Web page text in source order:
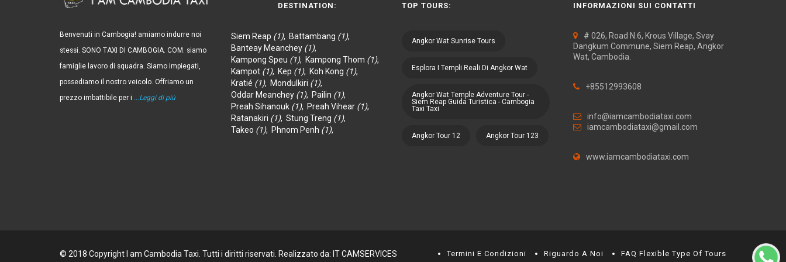
Benvenuti in Cambogia! amiamo indurre noi
stessi. SONO TAXI DI CAMBOGIA. COM. siamo
famiglie lavoro di squadra. Siamo impiegati,
possediamo il nostro veicolo. Offriamo un
prezzo imbattibile per i
...Leggi di più
DESTINATION:
Siem Reap (1), Battambang (1),
Banteay Meanchey (1),
Kampong Speu (1), Kampong Thom (1),
Kampot (1), Kep (1), Koh Kong (1),
Kratié (1), Mondulkiri (1),
Oddar Meanchey (1), Pailin (1),
Preah Sihanouk (1), Preah Vihear (1),
Ratanakiri (1), Stung Treng (1),
Takeo (1), Phnom Penh (1),
TOP TOURS:
Angkor Wat Sunrise Tours
Esplora I Templi Reali Di Angkor Wat
Angkor Wat Temple Adventure Tour -
Siem Reap Guida Turistica - Cambogia
Taxi Taxi
Angkor Tour 12 Angkor Tour 123
INFORMAZIONI SUI CONTATTI
# 026, Road N.6, Krous Village, Svay
Dangkum Commune, Siem Reap, Angkor
Wat, Cambodia.
+85512993608
info@iamcambodiataxi.com
iamcambodiataxi@gmail.com
www.iamcambodiataxi.com
© 2018 Copyright I am Cambodia Taxi. Tutti i diritti riservati. Realizzato da: IT CAMSERVICES Termini E Condizioni Riguardo A Noi FAQ Flexible Type Of Tours